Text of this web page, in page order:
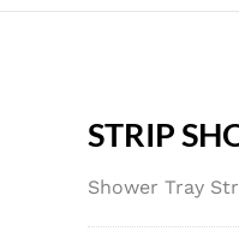
STRIP
Shower Tray